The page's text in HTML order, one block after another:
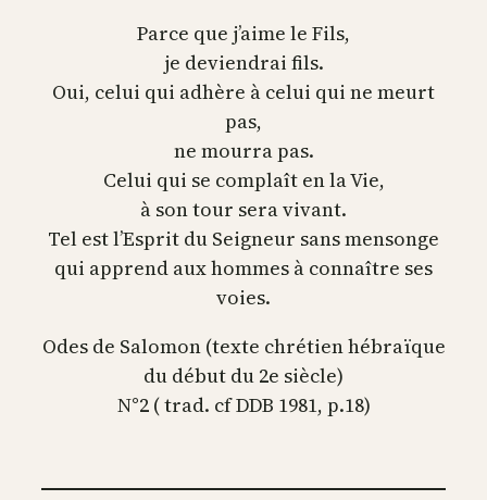
Parce que j’aime le Fils,
je deviendrai fils.
Oui, celui qui adhère à celui qui ne meurt
pas,
ne mourra pas.
Celui qui se complaît en la Vie,
à son tour sera vivant.
Tel est l’Esprit du Seigneur sans mensonge
qui apprend aux hommes à connaître ses
voies.
Odes de Salomon (texte chrétien hébraïque
du début du 2e siècle)
N°2 ( trad. cf DDB 1981, p.18)